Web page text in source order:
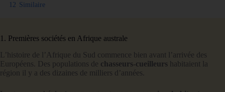
12 Similaire
1. Premières sociétés en Afrique australe
L’histoire de l’Afrique du Sud commence bien avant l’arrivée des
Européens. Des populations de chasseurs-cueilleurs habitaient la
région il y a des dizaines de milliers d’années.